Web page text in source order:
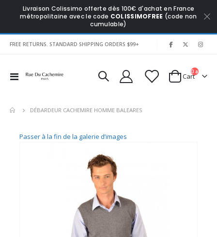
Livraison Colissimo offerte dès 100€ d'achat en France
métropolitaine avec le code COLISSIMOFREE (code non
cumulable)
FREE RETURNS. STANDARD SHIPPING ORDERS $99+
Affichage
Cart
0 articles
DÉBARDEUR CACHEMIRE HOMME BALEARES
Passer à la fin de la galerie d’images